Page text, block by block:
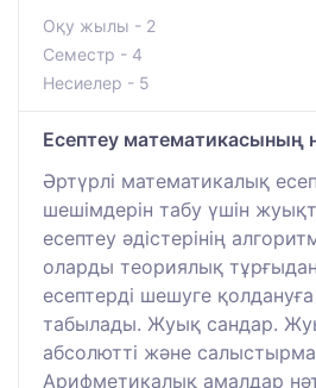
Оқу жылы - 2
Семестр - 4
Несиелер - 5
Есептеу математикасының
Әртүрлі математикалық
шешімдерін табу үшін
есептеу әдістерінің
оларды теориялық
есептерді шешуге
табылады. Жуық сандар.
абсолютті және
Арифметикалық амалдар